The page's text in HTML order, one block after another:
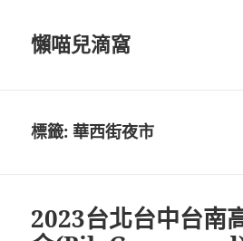
懶喵兒滴窩
標籤: 華西街夜市
2023台北台中台南